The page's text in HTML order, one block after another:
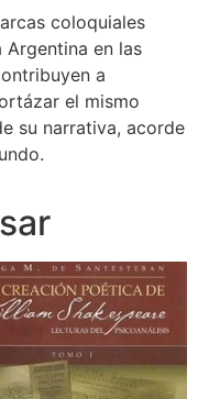
coloquiales
Argentina en las
a
el mismo
su narrativa, acorde